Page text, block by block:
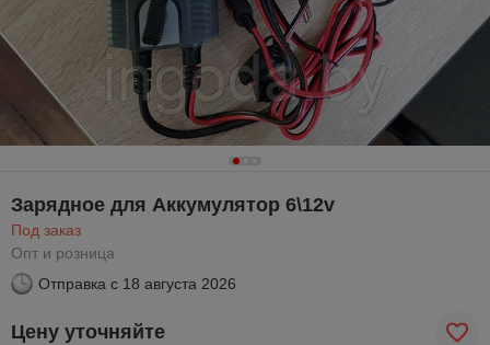
Зарядное для Аккумулятор 6\12v
Под заказ
Опт и розница
Отправка с 18 августа 2026
Цену уточняйте